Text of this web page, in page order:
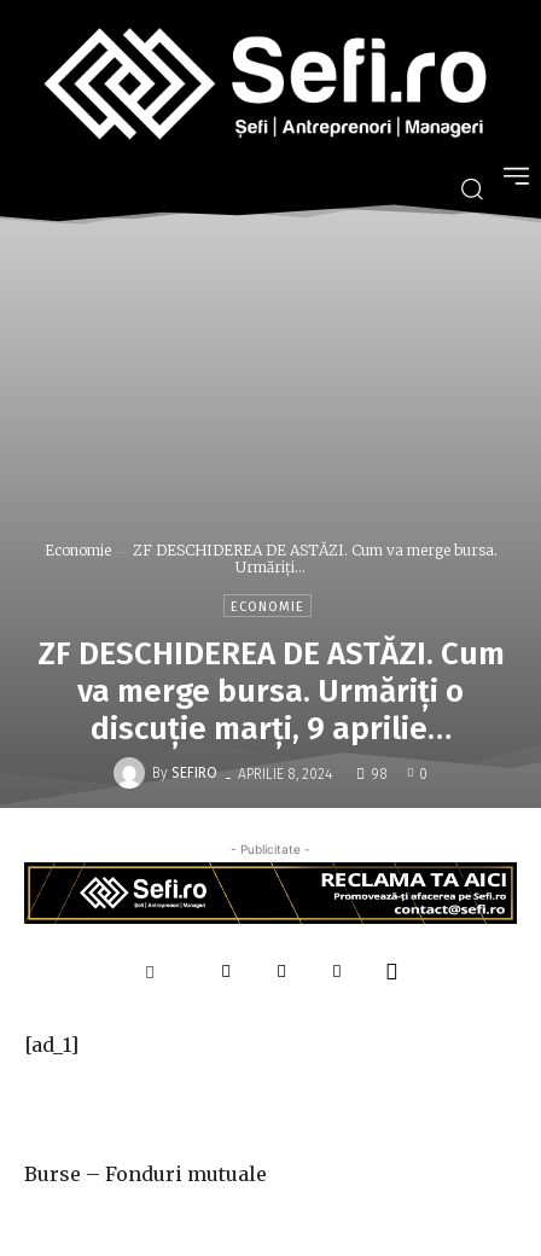
Economie
ZF DESCHIDEREA DE ASTĂZI. Cum va merge bursa.
Urmăriţi...
ECONOMIE
ZF DESCHIDEREA DE ASTĂZI. Cum
va merge bursa. Urmăriţi o
discuţie marţi, 9 aprilie…
By SEFIRO - APRILIE 8, 2024 98 0
- Publicitate -
[ad_1]
Burse – Fonduri mutuale